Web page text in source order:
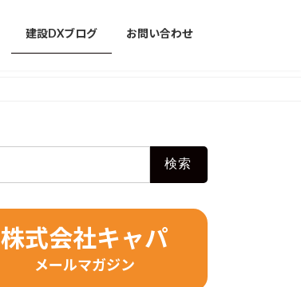
建設DXブログ お問い合わせ
株式会社キャパ
メールマガジン